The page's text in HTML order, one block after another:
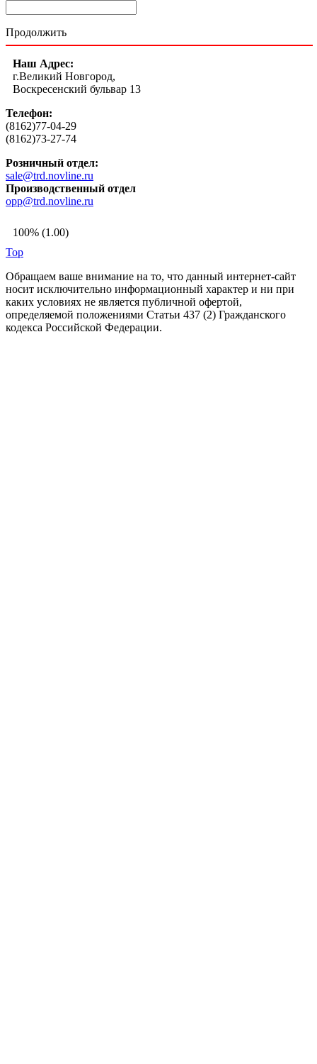
Продолжить
Наш Адрес:
г.Великий Новгород,
Воскресенский бульвар 13
Телефон:
(8162)77-04-29
(8162)73-27-74
Розничный отдел:
sale@trd.novline.ru
Производственный отдел
opp@trd.novline.ru
100% (1.00)
Top
Обращаем ваше внимание на то, что данный интернет-сайт
носит исключительно информационный характер и ни при
каких условиях не является публичной офертой,
определяемой положениями Статьи 437 (2) Гражданского
кодекса Российской Федерации.